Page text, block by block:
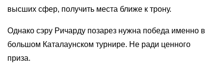
высших сфер, получить места ближе к трону.
Однако сэру Ричарду позарез нужна победа именно в
большом Каталаунском турнире. Не ради ценного
приза.